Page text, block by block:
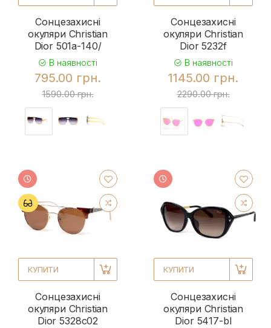
Сонцезахисні
окуляри Christian
Dior 501a-140/
В наявності
795.00 грн.
1590.00 грн.
Сонцезахисні
окуляри Christian
Dior 5232f
В наявності
1145.00 грн.
2290.00 грн.
КУПИТИ
Сонцезахисні
окуляри Christian
Dior 5328c02
КУПИТИ
Сонцезахисні
окуляри Christian
Dior 5417-bl